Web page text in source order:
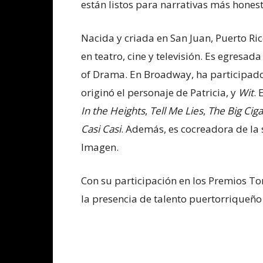
están listos para narrativas más
Nacida y criada en San Juan, Puerto
en teatro, cine y televisión. Es
of Drama. En Broadway, ha
originó el personaje de Patricia, y Wit.
In the Heights, Tell Me Lies, The Big
Casi Casi. Además, es cocreadora de
Imagen.
Con su participación en los Premios
la presencia de talento